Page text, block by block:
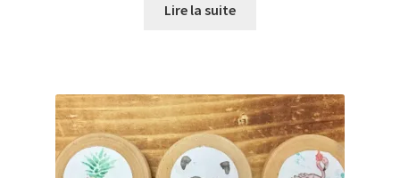
Lire la suite